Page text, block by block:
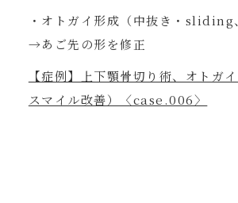
・オトガイ形成（中抜き・sliding
→あご先の形を修正
【症例】上下顎骨切り術、オトガ
スマイル改善）〈case.006〉